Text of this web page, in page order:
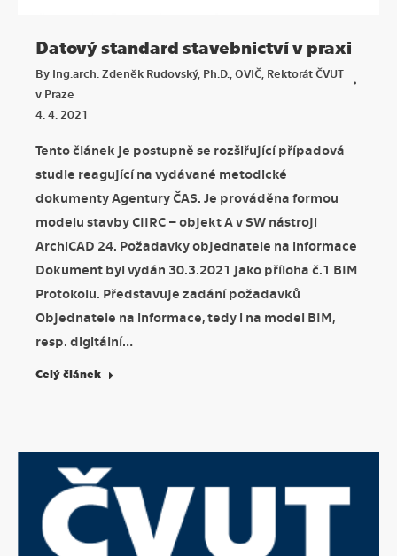
Datový standard stavebnictví v praxi
By Ing.arch. Zdeněk Rudovský, Ph.D., OVIČ, Rektorát ČVUT
v Praze
4. 4. 2021
Tento článek je postupně se rozšiřující případová
studie reagující na vydávané metodické
dokumenty Agentury ČAS. Je prováděna formou
modelu stavby CIIRC – objekt A v SW nástroji
ArchiCAD 24. Požadavky objednatele na informace
Dokument byl vydán 30.3.2021 jako příloha č.1 BIM
Protokolu. Představuje zadání požadavků
Objednatele na informace, tedy i na model BIM,
resp. digitální…
Celý článek